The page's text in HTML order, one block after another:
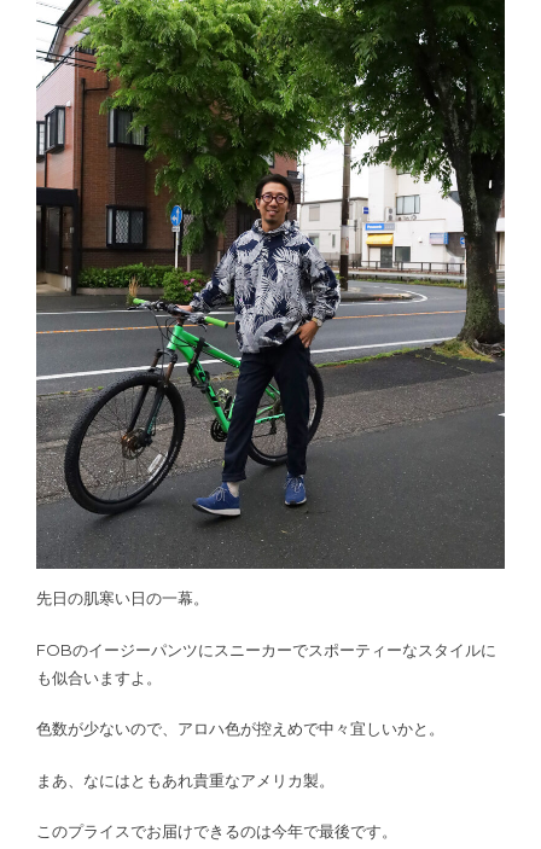
先日の肌寒い日の一幕。
FOBのイージーパンツにスニーカーでスポーティーなスタイルに
も似合いますよ。
色数が少ないので、アロハ色が控えめで中々宜しいかと。
まあ、なにはともあれ貴重なアメリカ製。
このプライスでお届けできるのは今年で最後です。